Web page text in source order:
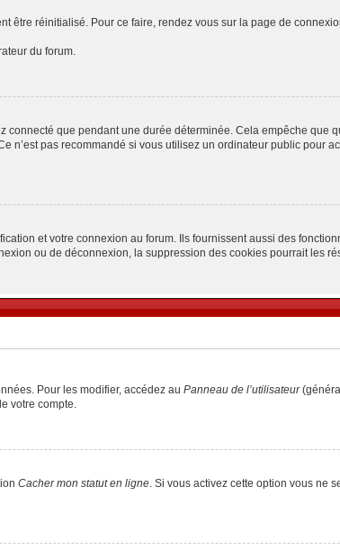
être réinitialisé. Pour ce faire, rendez vous sur la page de
du forum.
connecté que pendant une durée déterminée. Cela empêche que
n’est pas recommandé si vous utilisez un ordinateur public pour
et votre connexion au forum. Ils fournissent aussi des
ou de déconnexion, la suppression des cookies pourrait les
Pour les modifier, accédez au Panneau de l’utilisateur
votre compte.
Cacher mon statut en ligne. Si vous activez cette option vous ne